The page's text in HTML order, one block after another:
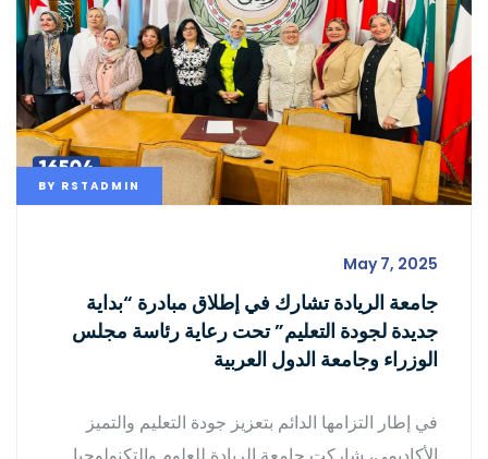
BY RSTADMIN
May 7, 2025
جامعة الريادة تشارك في إطلاق مبادرة “بداية
جديدة لجودة التعليم” تحت رعاية رئاسة مجلس
الوزراء وجامعة الدول العربية
في إطار التزامها الدائم بتعزيز جودة التعليم والتميز